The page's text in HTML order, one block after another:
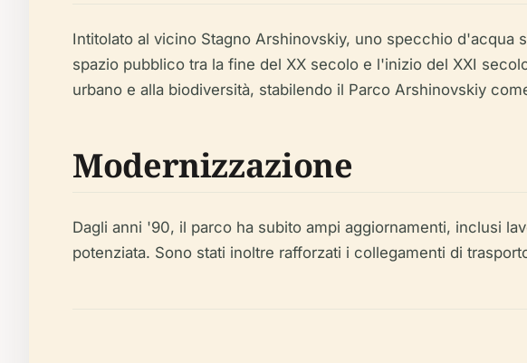
Intitolato al vicino Stagno Arshinovskiy, uno specchio
spazio pubblico tra la fine del XX secolo e l'inizio del XXI
urbano e alla biodiversità, stabilendo il Parco Arshinovskiy
Modernizzazione
Dagli anni '90, il parco ha subito ampi aggiornamenti, inclusi
potenziata. Sono stati inoltre rafforzati i collegamenti di